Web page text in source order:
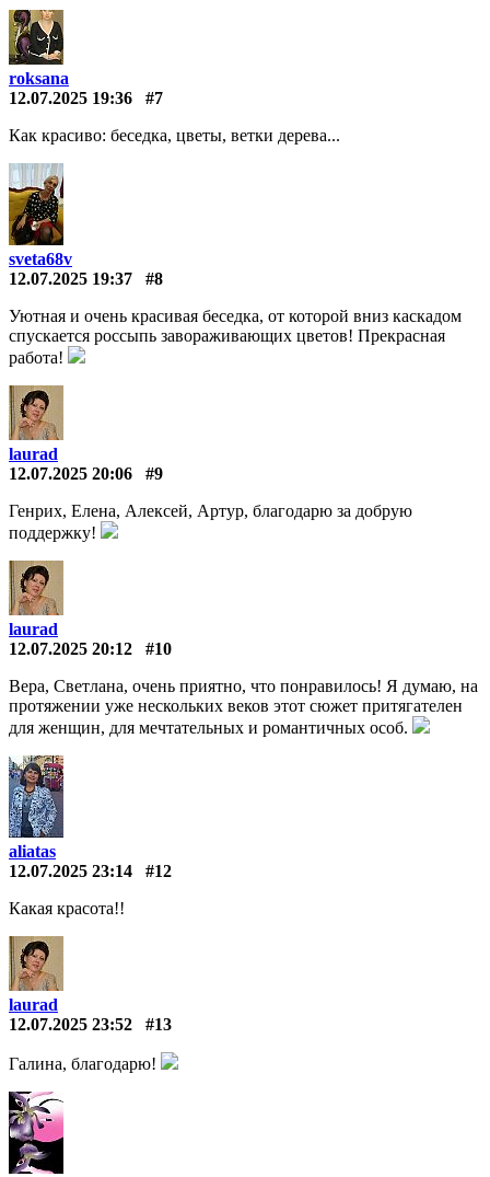
roksana
12.07.2025 19:36
#7
Как красиво: беседка, цветы, ветки дерева...
sveta68v
12.07.2025 19:37
#8
Уютная и очень красивая беседка, от которой вниз каскадом
спускается россыпь завораживающих цветов! Прекрасная
работа!
laurad
12.07.2025 20:06
#9
Генрих, Елена, Алексей, Артур, благодарю за добрую
поддержку!
laurad
12.07.2025 20:12
#10
Вера, Светлана, очень приятно, что понравилось! Я думаю, на
протяжении уже нескольких веков этот сюжет притягателен
для женщин, для мечтательных и романтичных особ.
aliatas
12.07.2025 23:14
#12
Какая красота!!
laurad
12.07.2025 23:52
#13
Галина, благодарю!